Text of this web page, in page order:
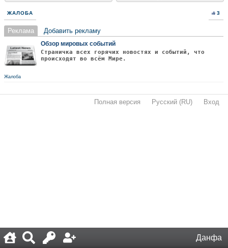
Данфа
ЖАЛОБА 3
Реклама Добавить рекламу
Обзор мировых событий
Страничка всех горячих новостях и событий, что
происходят во всём Мире.
Жалоба
Полная версия Русский (RU) Вход